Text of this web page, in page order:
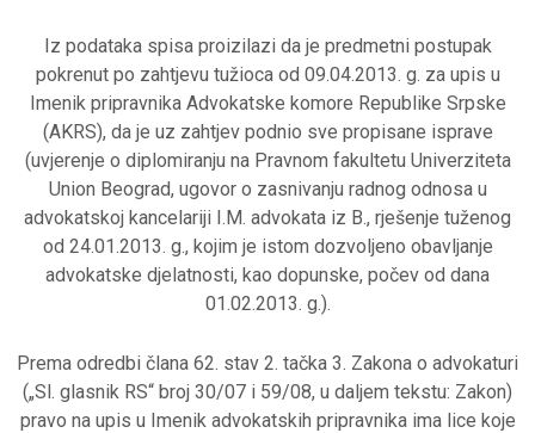
Iz podataka spisa proizilazi da je predmetni postupak
pokrenut po zahtjevu tužioca od 09.04.2013. g. za upis u
Imenik pripravnika Advokatske komore Republike Srpske
(AKRS), da je uz zahtjev podnio sve propisane isprave
(uvjerenje o diplomiranju na Pravnom fakultetu Univerziteta
Union Beograd, ugovor o zasnivanju radnog odnosa u
advokatskoj kancelariji I.M. advokata iz B., rješenje tuženog
od 24.01.2013. g., kojim je istom dozvoljeno obavljanje
advokatske djelatnosti, kao dopunske, počev od dana
01.02.2013. g.).
Prema odredbi člana 62. stav 2. tačka 3. Zakona o advokaturi
(„Sl. glasnik RS“ broj 30/07 i 59/08, u daljem tekstu: Zakon)
pravo na upis u Imenik advokatskih pripravnika ima lice koje